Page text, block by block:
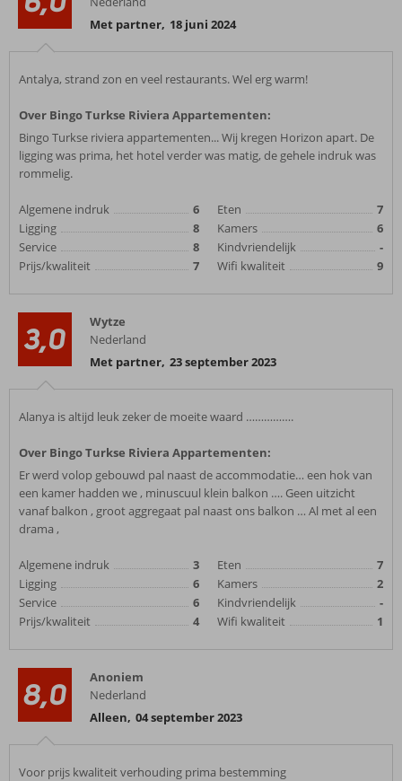
Met partner, 18 juni 2024
Antalya, strand zon en veel restaurants. Wel erg warm!
Over Bingo Turkse Riviera Appartementen:
Bingo Turkse riviera appartementen... Wij kregen Horizon apart. De
ligging was prima, het hotel verder was matig, de gehele indruk was
rommelig.
Algemene indruk
6
Ligging
8
Service
8
Prijs/kwaliteit
7
Eten
7
Kamers
6
Kindvriendelijk
-
Wifi kwaliteit
9
3,0
Wytze
Nederland
Met partner, 23 september 2023
Alanya is altijd leuk zeker de moeite waard …………….
Over Bingo Turkse Riviera Appartementen:
Er werd volop gebouwd pal naast de accommodatie… een hok van
een kamer hadden we , minuscuul klein balkon …. Geen uitzicht
vanaf balkon , groot aggregaat pal naast ons balkon … Al met al een
drama ,
Algemene indruk
3
Ligging
6
Service
6
Prijs/kwaliteit
4
Eten
7
Kamers
2
Kindvriendelijk
-
Wifi kwaliteit
1
8,0
Anoniem
Nederland
Alleen, 04 september 2023
Voor prijs kwaliteit verhouding prima bestemming